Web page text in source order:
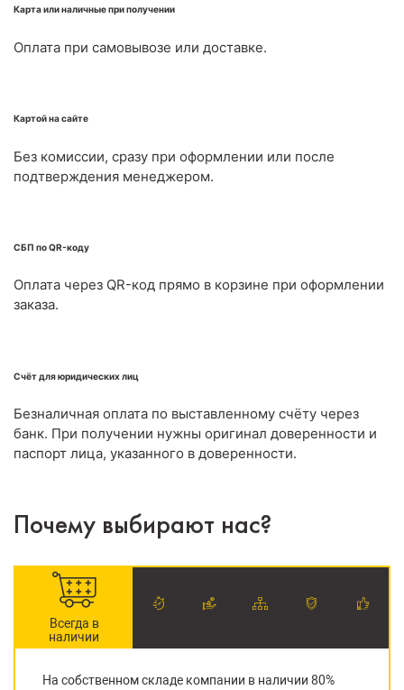
Карта или наличные при получении
Оплата при самовывозе или доставке.
Картой на сайте
Без комиссии, сразу при оформлении или после
подтверждения менеджером.
СБП по QR-коду
Оплата через QR-код прямо в корзине при оформлении
заказа.
Счёт для юридических лиц
Безналичная оплата по выставленному счёту через
банк. При получении нужны оригинал доверенности и
паспорт лица, указанного в доверенности.
Почему выбирают нас?
Всегда в
наличии
На собственном складе компании в наличии 80%